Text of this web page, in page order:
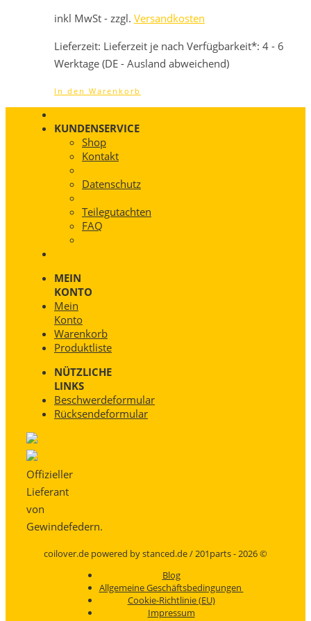
war:
529,00 €
ist:
507,84 €.
inkl MwSt - zzgl. Versandkosten
Lieferzeit: Lieferzeit je nach Verfügbarkeit*: 4 - 6
Werktage (DE - Ausland abweichend)
In den Warenkorb
KUNDENSERVICE
Shop
Kontakt
Datenschutz
Teilegutachten
FAQ
MEIN
KONTO
Mein
Konto
Warenkorb
Produktliste
NÜTZLICHE
LINKS
Beschwerdeformular
Rücksendeformular
Offizieller
Lieferant
von
Gewindefedern.
coilover.de powered by stanced.de / 201parts - 2026 ©
Blog
Allgemeine Geschäftsbedingungen
Cookie-Richtlinie (EU)
Impressum